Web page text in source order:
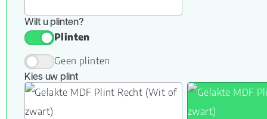
Wilt u plinten?
Plinten
Geen plinten
Kies uw plint